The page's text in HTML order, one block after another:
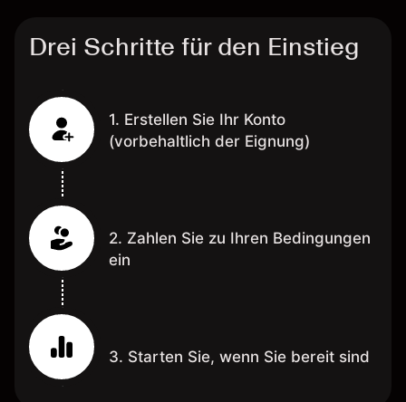
Drei Schritte für den Einstieg
1. Erstellen Sie Ihr Konto
(vorbehaltlich der Eignung)
2. Zahlen Sie zu Ihren Bedingungen
ein
3. Starten Sie, wenn Sie bereit sind